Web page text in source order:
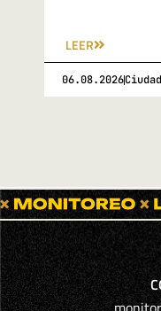
LEER
06.08.2026